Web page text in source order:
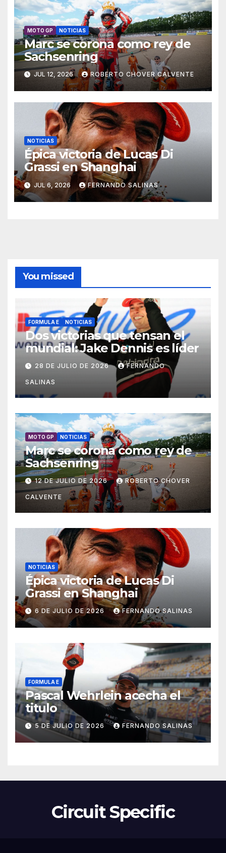
MOTO GP NOTICIAS
Marc se corona como rey de
Sachsenring
JUL 12, 2026 ROBERTO CHOVER CALVENTE
NOTICIAS
Épica victoria de Lucas Di
Grassi en Shanghai
JUL 6, 2026 FERNANDO SALINAS
You missed
FORMULA E NOTICIAS
Dos victorias que tensan el
mundial: Jake Dennis es líder
28 DE JULIO DE 2026 FERNANDO
SALINAS
MOTO GP NOTICIAS
Marc se corona como rey de
Sachsenring
12 DE JULIO DE 2026 ROBERTO CHOVER
CALVENTE
NOTICIAS
Épica victoria de Lucas Di
Grassi en Shanghai
6 DE JULIO DE 2026 FERNANDO SALINAS
FORMULA E
Pascal Wehrlein acecha el
titulo
5 DE JULIO DE 2026 FERNANDO SALINAS
Circuit Specific